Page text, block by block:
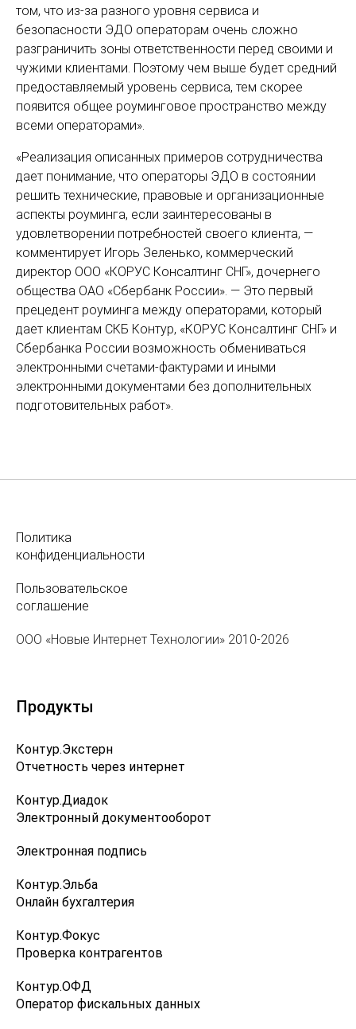
том, что из-за разного уровня сервиса и
безопасности ЭДО операторам очень сложно
разграничить зоны ответственности перед своими и
чужими клиентами. Поэтому чем выше будет средний
предоставляемый уровень сервиса, тем скорее
появится общее роуминговое пространство между
всеми операторами».
«Реализация описанных примеров сотрудничества
дает понимание, что операторы ЭДО в состоянии
решить технические, правовые и организационные
аспекты роуминга, если заинтересованы в
удовлетворении потребностей своего клиента, —
комментирует Игорь Зеленько, коммерческий
директор ООО «КОРУС Консалтинг СНГ», дочернего
общества ОАО «Сбербанк России». — Это первый
прецедент роуминга между операторами, который
дает клиентам СКБ Контур, «КОРУС Консалтинг СНГ» и
Сбербанка России возможность обмениваться
электронными счетами-фактурами и иными
электронными документами без дополнительных
подготовительных работ».
Политика
конфиденциальности
Пользовательское
соглашение
ООО «Новые Интернет Технологии» 2010-2026
Продукты
Контур.Экстерн
Отчетность через интернет
Контур.Диадок
Электронный документооборот
Электронная подпись
Контур.Эльба
Онлайн бухгалтерия
Контур.Фокус
Проверка контрагентов
Контур.ОФД
Оператор фискальных данных